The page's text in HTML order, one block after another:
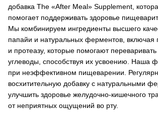
добавка The «After Meal» Supplement,
помогает поддерживать здоровье
Мы комбинируем ингредиенты высшего
папайи и натуральных ферментов, включая
и протеазу, которые помогают
углеводы, способствуя их усвоению. Наша
при неэффективном пищеварении.
восхитительную добавку с натуральными
улучшить здоровье желудочно-кишечного
от неприятных ощущений во рту.